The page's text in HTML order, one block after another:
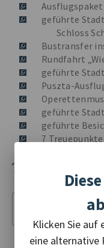
geführte
Schloss
Bustransfer
Rundfahrt
geführte
Puszta-
geführte
geführte
7 Treuepunkte
TERMINE UND
Termin der Reise
Klicken Sie auf
eine alternative